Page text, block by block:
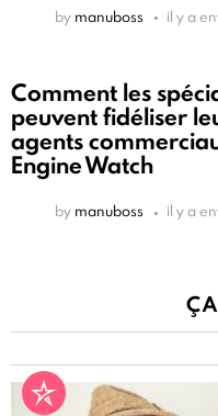
by manuboss il y a
Comment les
peuvent fidéliser
agents
Engine Watch
by manuboss il y a